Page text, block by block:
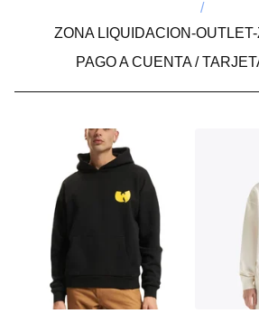
ZONA LIQUIDACION-
PAGO A CUENTA /